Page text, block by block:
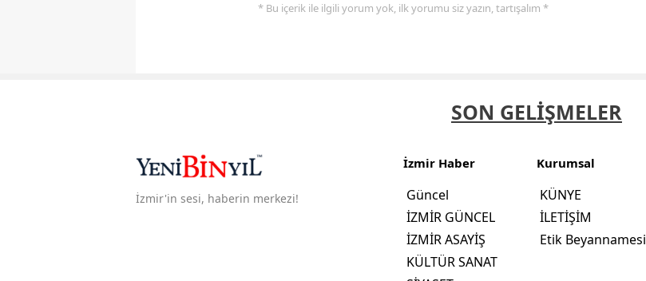
* Bu içerik ile ilgili yorum yok, ilk yorumu siz yazın, tartışalım *
SON GELİŞMELER
İzmir'in sesi, haberin merkezi!
İzmir Haber
Güncel
İZMİR GÜNCEL
İZMİR ASAYİŞ
KÜLTÜR SANAT
Kurumsal
KÜNYE
İLETİŞİM
Etik Beyannamesi